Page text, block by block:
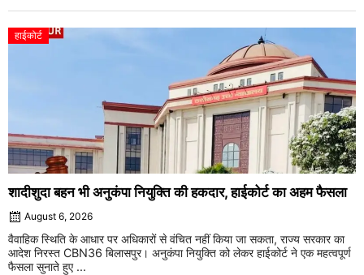
हाईकोर्ट
शादीशुदा बहन भी अनुकंपा नियुक्ति की हकदार, हाईकोर्ट का अहम फैसला
August 6, 2026
वैवाहिक स्थिति के आधार पर अधिकारों से वंचित नहीं किया जा सकता, राज्य सरकार का
आदेश निरस्त CBN36 बिलासपुर। अनुकंपा नियुक्ति को लेकर हाईकोर्ट ने एक महत्वपूर्ण
फैसला सुनाते हुए ...